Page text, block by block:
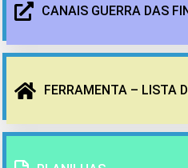
CANAIS GUERRA DAS
FERRAMENTA – LISTA